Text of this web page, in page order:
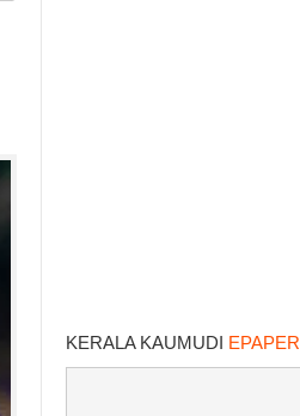
KERALA KAUMUDI EPAPER